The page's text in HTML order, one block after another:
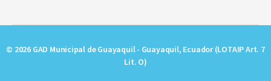
© 2026 GAD Municipal de Guayaquil - Guayaquil, Ecuador (LOTAIP Art. 7
Lit. O)